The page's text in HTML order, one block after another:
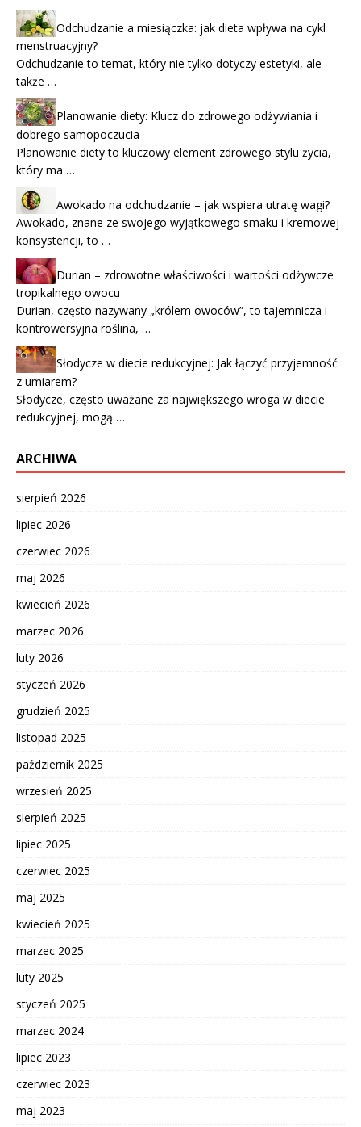
Odchudzanie a miesiączka: jak dieta wpływa na cykl
menstruacyjny?
Odchudzanie to temat, który nie tylko dotyczy estetyki, ale
także …
Planowanie diety: Klucz do zdrowego odżywiania i
dobrego samopoczucia
Planowanie diety to kluczowy element zdrowego stylu życia,
który ma …
Awokado na odchudzanie – jak wspiera utratę wagi?
Awokado, znane ze swojego wyjątkowego smaku i kremowej
konsystencji, to …
Durian – zdrowotne właściwości i wartości odżywcze
tropikalnego owocu
Durian, często nazywany „królem owoców”, to tajemnicza i
kontrowersyjna roślina, …
Słodycze w diecie redukcyjnej: Jak łączyć przyjemność
z umiarem?
Słodycze, często uważane za największego wroga w diecie
redukcyjnej, mogą …
ARCHIWA
sierpień 2026
lipiec 2026
czerwiec 2026
maj 2026
kwiecień 2026
marzec 2026
luty 2026
styczeń 2026
grudzień 2025
listopad 2025
październik 2025
wrzesień 2025
sierpień 2025
lipiec 2025
czerwiec 2025
maj 2025
kwiecień 2025
marzec 2025
luty 2025
styczeń 2025
marzec 2024
lipiec 2023
czerwiec 2023
maj 2023